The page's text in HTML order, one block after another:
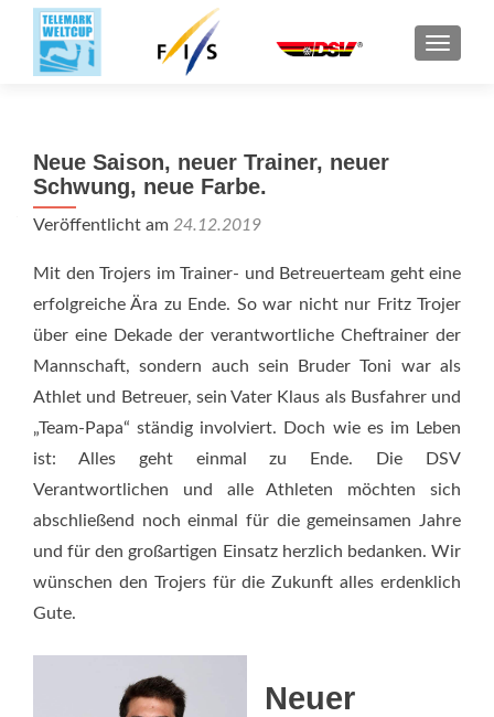
Neue Saison, neuer Trainer, neuer
Schwung, neue Farbe.
Veröffentlicht am 24.12.2019
Mit den Trojers im Trainer- und Betreuerteam geht eine
erfolgreiche Ära zu Ende. So war nicht nur Fritz Trojer
über eine Dekade der verantwortliche Cheftrainer der
Mannschaft, sondern auch sein Bruder Toni war als
Athlet und Betreuer, sein Vater Klaus als Busfahrer und
„Team-Papa“ ständig involviert. Doch wie es im Leben
ist: Alles geht einmal zu Ende. Die DSV
Verantwortlichen und alle Athleten möchten sich
abschließend noch einmal für die gemeinsamen Jahre
und für den großartigen Einsatz herzlich bedanken. Wir
wünschen den Trojers für die Zukunft alles erdenklich
Gute.
Neuer